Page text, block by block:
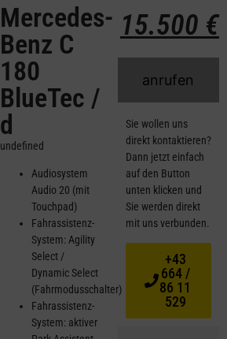
Mercedes-
Benz C
180
BlueTec /
d
undefined
Audiosystem
Audio 20 (mit
Touchpad)
Fahrassistenz-
System: Agility
Select /
Dynamic Select
(Fahrmodusschalter)
Fahrassistenz-
System: aktiver
15.500 €
anrufen
Sie wollen uns
direkt kontaktieren?
Dann jetzt einfach
auf den Button
unten klicken und
Sie werden direkt
mit uns verbunden.
+43
664 /
86 11
529